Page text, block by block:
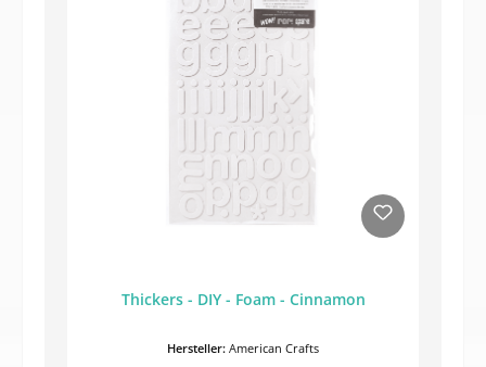
Thickers - DIY - Foam - Cinnamon
Hersteller: American Crafts